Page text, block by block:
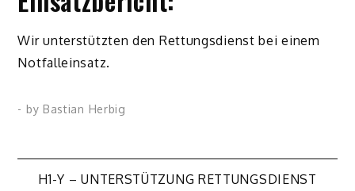
Wir unterstützten den Rettungsdienst bei einem
Notfalleinsatz.
- by Bastian Herbig
H1-Y – UNTERSTÜTZUNG RETTUNGSDIENST